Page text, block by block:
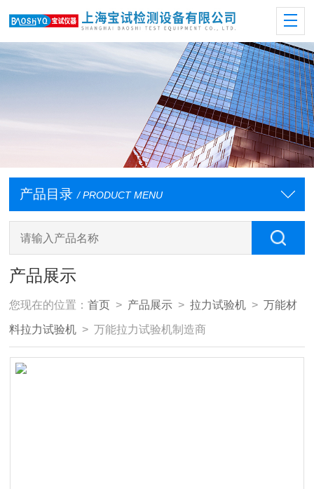
产品目录 / PRODUCT MENU
产品展示
您现在的位置：首页 > 产品展示 >拉力试验机 >万能材
料拉力试验机 > 万能拉力试验机制造商